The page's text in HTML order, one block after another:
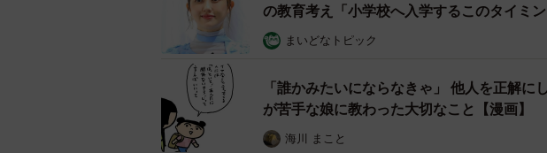
の教育考え「小学校へ入学するこのタイミン
まいどなトピック
「誰かみたいにならなきゃ」 他人を正解
が苦手な娘に教わった大切なこと【漫画】
海川 まこと